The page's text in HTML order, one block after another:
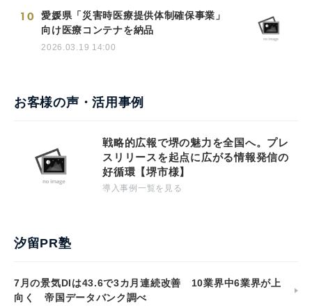
10
愛媛県「災害時医療提供体制確保事業」
向け医療コンテナを納品
2026.03.19 14:00
お客様の声・活用事例
戦略的広報で堺の魅力を全国へ。プレ
スリリースを起点に広がる情報発信の
好循環【堺市様】
導入事例一覧を見る
汐留PR塾
7月の景気DIは43.6で3カ月連続改善 10業界中6業界が上
向く 帝国データバンク調べ